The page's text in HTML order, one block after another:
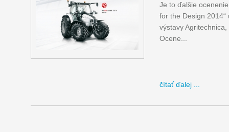
Je to ďalšie
for the Design
výstavy
Ocene...
čítať ďalej ...